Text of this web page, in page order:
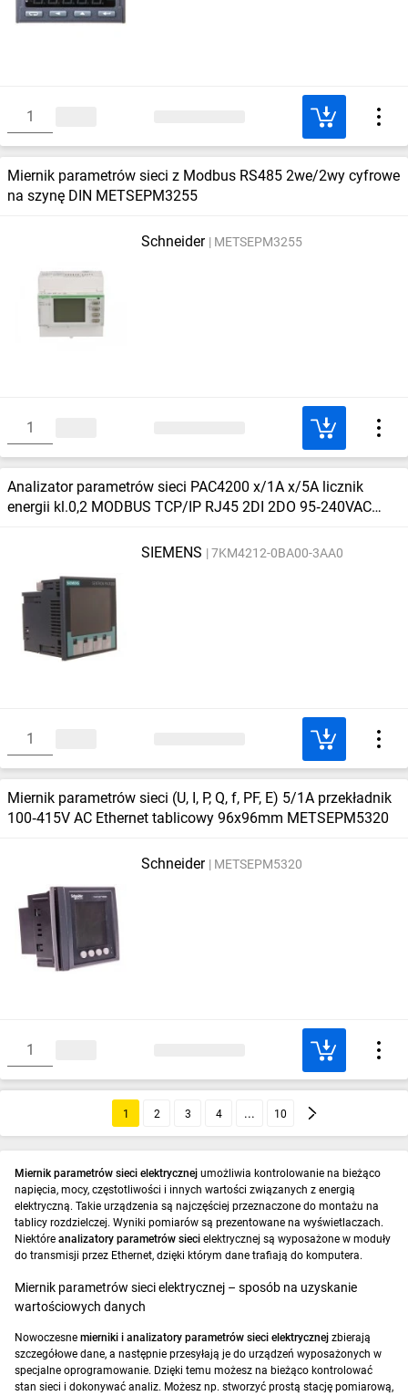
Miernik parametrów sieci z Modbus RS485 2we/2wy cyfrowe
na szynę DIN METSEPM3255
Schneider METSEPM3255
Analizator parametrów sieci PAC4200 x/1A x/5A licznik
energii kl.0,2 MODBUS TCP/IP RJ45 2DI 2DO 95‑240VAC
SIEMENS
7KM4212-0BA00-3AA0
Miernik parametrów sieci (U, I, P, Q, f, PF, E) 5/1A przekładnik
100‑415V AC Ethernet tablicowy 96x96mm METSEPM5320
Schneider METSEPM5320
1 2 3 4 10
Miernik parametrów sieci elektrycznej umożliwia kontrolowanie na bieżąco
napięcia, mocy, częstotliwości i innych wartości związanych z energią
elektryczną. Takie urządzenia są najczęściej przeznaczone do montażu na
tablicy rozdzielczej. Wyniki pomiarów są prezentowane na wyświetlaczach.
Niektóre analizatory parametrów sieci elektrycznej są wyposażone w moduły
do transmisji przez Ethernet, dzięki którym dane trafiają do komputera.
Miernik parametrów sieci elektrycznej – sposób na uzyskanie
wartościowych danych
Nowoczesne mierniki i analizatory parametrów sieci elektrycznej zbierają
szczegółowe dane, a następnie przesyłają je do urządzeń wyposażonych w
specjalne oprogramowanie. Dzięki temu możesz na bieżąco kontrolować
stan sieci i dokonywać analiz. Możesz np. stworzyć prostą stację pomiarową,